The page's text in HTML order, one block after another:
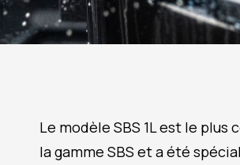
Le modèle SBS 1L est le plus
la gamme SBS et a été